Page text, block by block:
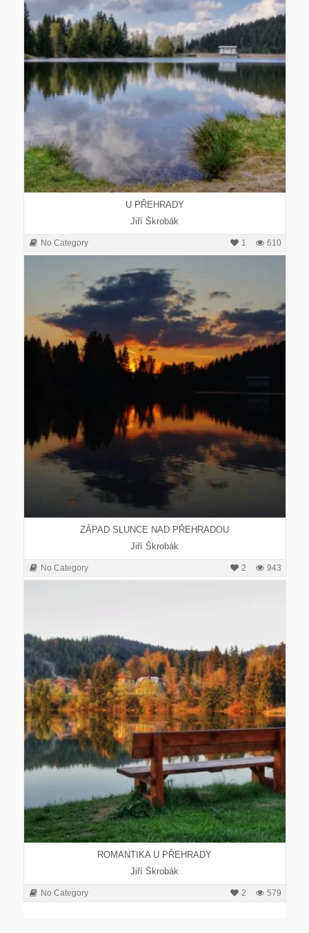
U PŘEHRADY
Jiří Škrobák
No Category 610
1
ZÁPAD SLUNCE NAD PŘEHRADOU
Jiří Škrobák
No Category 943
2
ROMANTIKA U PŘEHRADY
Jiří Škrobák
No Category 579
2